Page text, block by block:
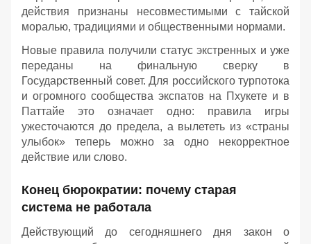
действия признаны несовместимыми с тайской
моралью, традициями и общественными нормами.
Новые правила получили статус экстренных и уже
переданы на финальную сверку в
Государственный совет. Для российского турпотока
и огромного сообщества экспатов на Пхукете и в
Паттайе это означает одно: правила игры
ужесточаются до предела, а вылететь из «страны
улыбок» теперь можно за одно некорректное
действие или слово.
Конец бюрократии: почему старая
система не работала
Действующий до сегодняшнего дня закон о